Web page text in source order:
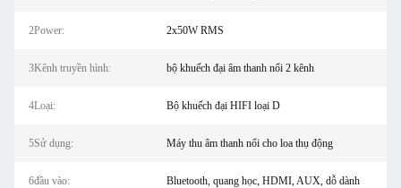
2Power: 2x50W RMS
3Kênh truyền hình: bộ khuếch đại âm thanh nổi 2 kênh
4Loại: Bộ khuếch đại HIFI loại D
5Sử dụng: Máy thu âm thanh nổi cho loa thụ động
6đầu vào: Bluetooth, quang học, HDMI, AUX, dỗ dành